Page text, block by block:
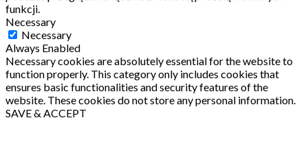
funkcji.
Necessary
Necessary
Always Enabled
Necessary cookies are absolutely essential for the website to
function properly. This category only includes cookies that
ensures basic functionalities and security features of the
website. These cookies do not store any personal information.
SAVE & ACCEPT